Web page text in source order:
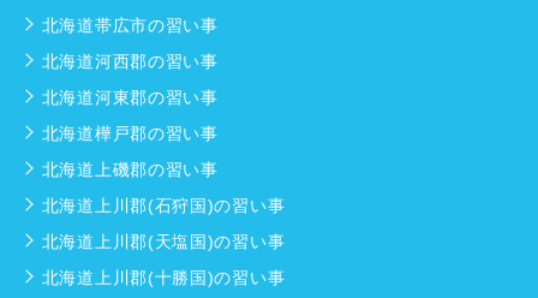
北海道帯広市の習い事
北海道河西郡の習い事
北海道河東郡の習い事
北海道樺戸郡の習い事
北海道上磯郡の習い事
北海道上川郡(石狩国)の習い事
北海道上川郡(天塩国)の習い事
北海道上川郡(十勝国)の習い事